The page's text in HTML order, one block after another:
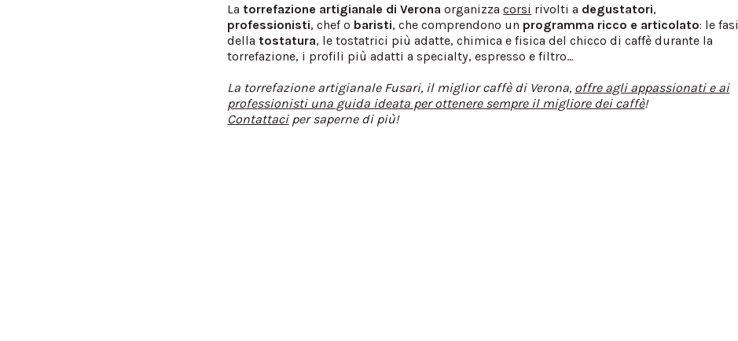
La torrefazione artigianale di Verona organizzacorsi rivolti a degustatori,
professionisti, chef o baristi, che comprendono un programma ricco e articolato: le fasi
della tostatura, le tostatrici più adatte, chimica e fisica del chicco di caffè durante la
torrefazione, i profili più adatti a specialty, espresso e filtro…
La torrefazione artigianale Fusari, il miglior caffè di Verona, offre agli appassionati e ai
professionisti una guida ideata per ottenere sempre il migliore dei caffè!
Contattaciper saperne di più!